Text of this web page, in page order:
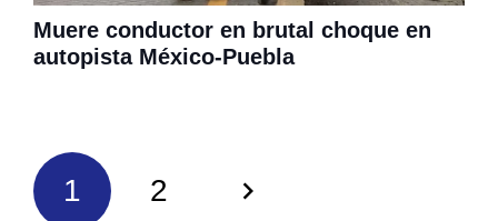
Muere conductor en brutal choque en
autopista México-Puebla
1 2